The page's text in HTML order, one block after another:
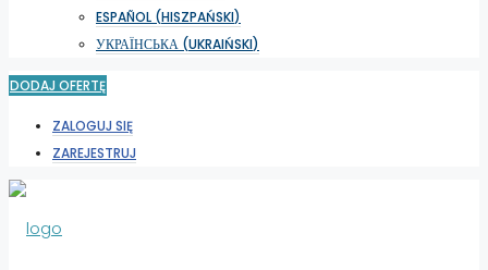
ESPAÑOL (HISZPAŃSKI)
УКРАЇНСЬКА (UKRAIŃSKI)
DODAJ OFERTĘ
ZALOGUJ SIĘ
ZAREJESTRUJ